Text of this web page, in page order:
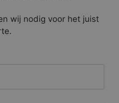
wij nodig voor het juist